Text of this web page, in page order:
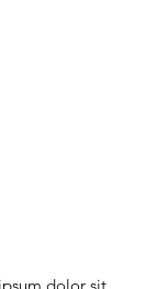
dolor sit